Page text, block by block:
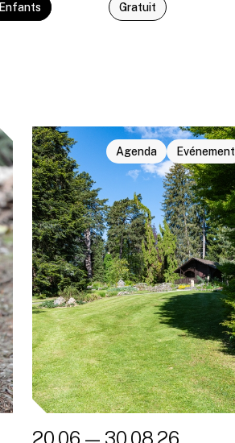
Enfants
Gratuit
Agenda Evénement
20.06 — 30.08.26